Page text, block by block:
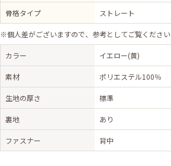
骨格タイプ ストレート
※個人差がございますので、参考としてご覧ください
カラー イエロー(黄)
素材 ポリエステル100％
生地の厚さ 標準
裏地 あり
ファスナー 背中